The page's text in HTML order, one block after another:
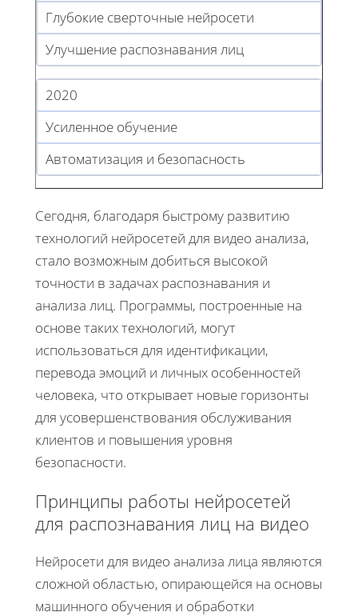
Глубокие сверточные нейросети
Улучшение распознавания лиц
2020
Усиленное обучение
Автоматизация и безопасность
Сегодня, благодаря быстрому развитию
технологий нейросетей для видео анализа,
стало возможным добиться высокой
точности в задачах распознавания и
анализа лиц. Программы, построенные на
основе таких технологий, могут
использоваться для идентификации,
перевода эмоций и личных особенностей
человека, что открывает новые горизонты
для усовершенствования обслуживания
клиентов и повышения уровня
безопасности.
Принципы работы нейросетей
для распознавания лиц на видео
Нейросети для видео анализа лица являются
сложной областью, опирающейся на основы
машинного обучения и обработки